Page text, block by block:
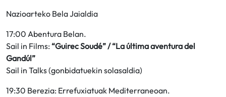
Nazioarteko Bela Jaialdia
17:00 Abentura Belan.
Sail in Films: “Guirec Soudé” / “La última aventura del
Gandúl”
Sail in Talks (gonbidatuekin solasaldia)
19:30 Berezia: Errefuxiatuak Mediterraneoan.